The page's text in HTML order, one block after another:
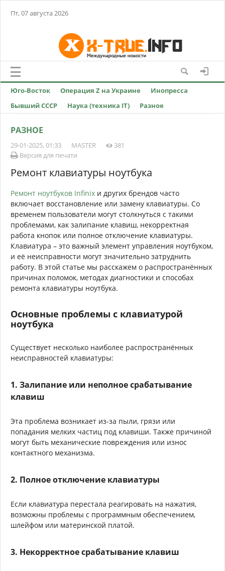
Пт, 07 августа 2026
Юго-Восток Операция Z на Украине
Инопресса
Бывший СССР
Наука (техника IT) Разное
РАЗНОЕ
29-01-2025, 01:33 MASTER
381
Версия для печати
Ремонт клавиатуры ноутбука
Ремонт ноутбуков Infinix и других брендов часто
включает восстановление или замену клавиатуры. Со
временем пользователи могут столкнуться с такими
проблемами, как залипание клавиш, некорректная
работа кнопок или полное отключение клавиатуры.
Клавиатура – это важный элемент управления ноутбуком,
и её неисправности могут значительно затруднить
работу. В этой статье мы расскажем о распространённых
причинах поломок, методах диагностики и способах
ремонта клавиатуры ноутбука.
Основные проблемы с клавиатурой
ноутбука
Существует несколько наиболее распространённых
неисправностей клавиатуры:
1. Залипание или неполное срабатывание
клавиш
Эта проблема возникает из-за пыли, грязи или
попадания мелких частиц под клавиши. Также причиной
могут быть механические повреждения или износ
контактного механизма.
2. Полное отключение клавиатуры
Если клавиатура перестала реагировать на нажатия,
возможны проблемы с программным обеспечением,
шлейфом или материнской платой.
3. Некорректное срабатывание клавиш